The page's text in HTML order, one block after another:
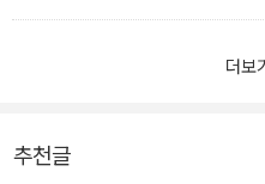
의미를 알아야 합니다. 우리는 모
과 상담하며 우리의 모든 슬픔과
다.
모세와 같은 희생을 하고 있습니
더보기
추천글